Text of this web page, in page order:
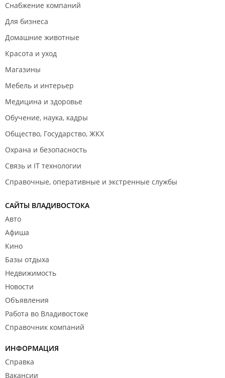
Снабжение компаний
Для бизнеса
Домашние животные
Красота и уход
Магазины
Мебель и интерьер
Медицина и здоровье
Обучение, наука, кадры
Общество, Государство, ЖКХ
Охрана и безопасность
Связь и IT технологии
Справочные, оперативные и экстренные службы
САЙТЫ ВЛАДИВОСТОКА
Авто
Афиша
Кино
Базы отдыха
Недвижимость
Новости
Объявления
Работа во Владивостоке
Справочник компаний
ИНФОРМАЦИЯ
Справка
Вакансии